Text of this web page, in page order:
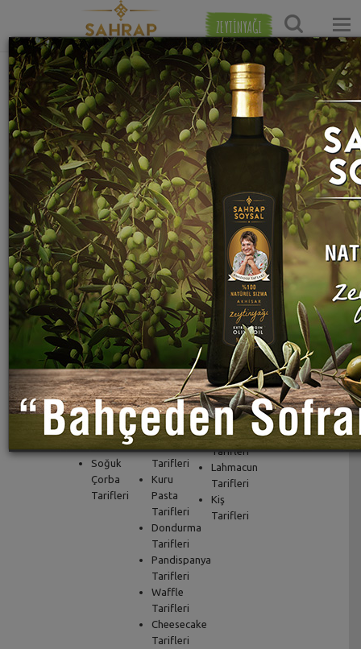
ZEYTİNYAĞI
KATEGORİLER
İftar
Menüleri
Başlangıçlar
Ana
Yemekler
Tatlılar-
İçecekler
Salatalar-
Mezeler
Çorba
Tarifleri
Kremalı
Çorba
Tarifleri
Sebze
Çorbası
Tarifleri
Tavuklu
Çorba
Tarifleri
Etli
Çorba
Tarifleri
Yöresel
Çorba
Tarifleri
Soğuk
Çorba
Tarifleri
Tatlı
Tarifleri
Kurabiye
Tarifleri
Kek
Tarifleri
Sütlü
Tatlı
Tarifleri
Pasta
Tarifleri
Şerbetli
Tatlı
Tarifleri
Cupcake
Tarifleri
Muffin
Tarifleri
Kuru
Pasta
Tarifleri
Dondurma
Tarifleri
Pandispanya
Tarifleri
Waffle
Tarifleri
Cheesecake
Tarifleri
Hamur
İşi
Tarifleri
Poğaça
Tarifleri
Börek
Tarifleri
Pizza
Tarifleri
Mantı
Tarifleri
Çörek
Tarifleri
Ekmek
Tarifleri
Pide
Tarifleri
Lahmacun
Tarifleri
Kiş
Tarifleri
İçecek
Tarifleri
Sıcak
İçecek
Tarifleri
Soğuk
Tarifleri
Sütlü
İçecekler